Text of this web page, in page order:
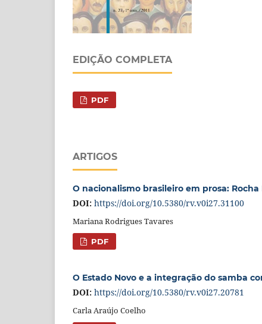
EDIÇÃO COMPLETA
PDF
ARTIGOS
O nacionalismo brasileiro em prosa:
DOI: https://doi.org/10.5380/rv.v0i27.31100
Mariana Rodrigues Tavares
PDF
O Estado Novo e a integração do samba
DOI: https://doi.org/10.5380/rv.v0i27.20781
Carla Araújo Coelho